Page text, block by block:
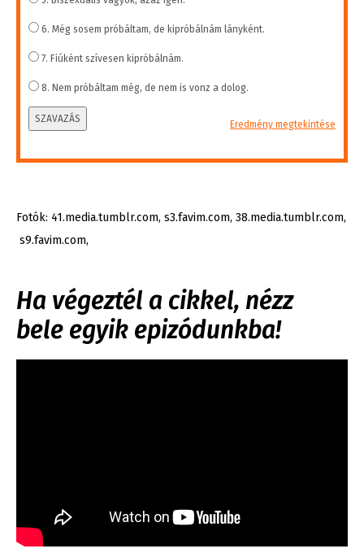
6. Még sosem próbáltam, de kipróbálnám lányként.
7. Fiúként szívesen kipróbálnám.
8. Nem próbáltam még, de nem is vonz a dolog.
SZAVAZÁS Eredmény megtekintése
Fotók: 41.media.tumblr.com, s3.favim.com, 38.media.tumblr.com,
s9.favim.com,
Ha végeztél a cikkel, nézz
bele egyik epizódunkba!